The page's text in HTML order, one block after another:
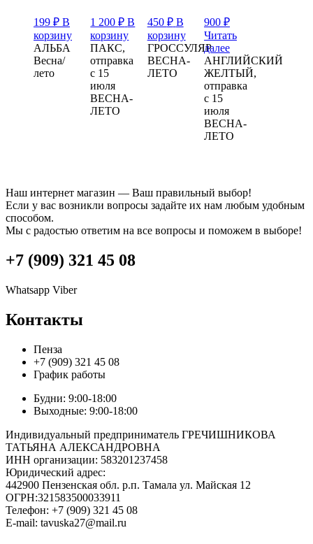
199 ₽ В
корзину
АЛЬБА
Весна/
лето
1 200₽ В
корзину
ПАКС,
отправка
с 15
июля
ВЕСНА-
ЛЕТО
450 ₽ В
корзину
ГРОССУЛЯР
ВЕСНА-
ЛЕТО
900 ₽
Читать
далее
АНГЛИЙСКИЙ
ЖЕЛТЫЙ,
отправка
с 15
июля
ВЕСНА-
ЛЕТО
Наш интернет магазин — Ваш правильный выбор!
Если у вас возникли вопросы задайте их нам любым удобным
способом.
Мы с радостью ответим на все вопросы и поможем в выборе!
+7 (909) 321 45 08
Whatsapp Viber
Контакты
Пенза
+7 (909) 321 45 08
График работы
Будни: 9:00-18:00
Выходные: 9:00-18:00
Индивидуальный предприниматель ГРЕЧИШНИКОВА
ТАТЬЯНА АЛЕКСАНДРОВНА
ИНН организации: 583201237458
Юридический адрес:
442900 Пензенская обл. р.п. Тамала ул. Майская 12
ОГРН:321583500033911
Телефон: +7 (909) 321 45 08
E-mail: tavuska27@mail.ru